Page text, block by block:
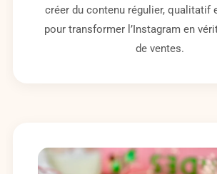
créer du contenu régulier, qualitatif
pour transformer l’Instagram en
de ventes.